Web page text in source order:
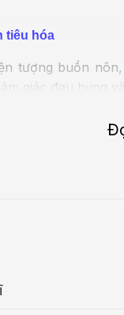
tiêu hóa
tượng buồn
giác đau bụng
ra hiện tượng buồn
người bệnh sẽ